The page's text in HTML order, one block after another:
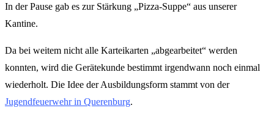
In der Pause gab es zur Stärkung „Pizza-Suppe“ aus unserer
Kantine.
Da bei weitem nicht alle Karteikarten „abgearbeitet“ werden
konnten, wird die Gerätekunde bestimmt irgendwann noch einmal
wiederholt. Die Idee der Ausbildungsform stammt von der
Jugendfeuerwehr in Querenburg.